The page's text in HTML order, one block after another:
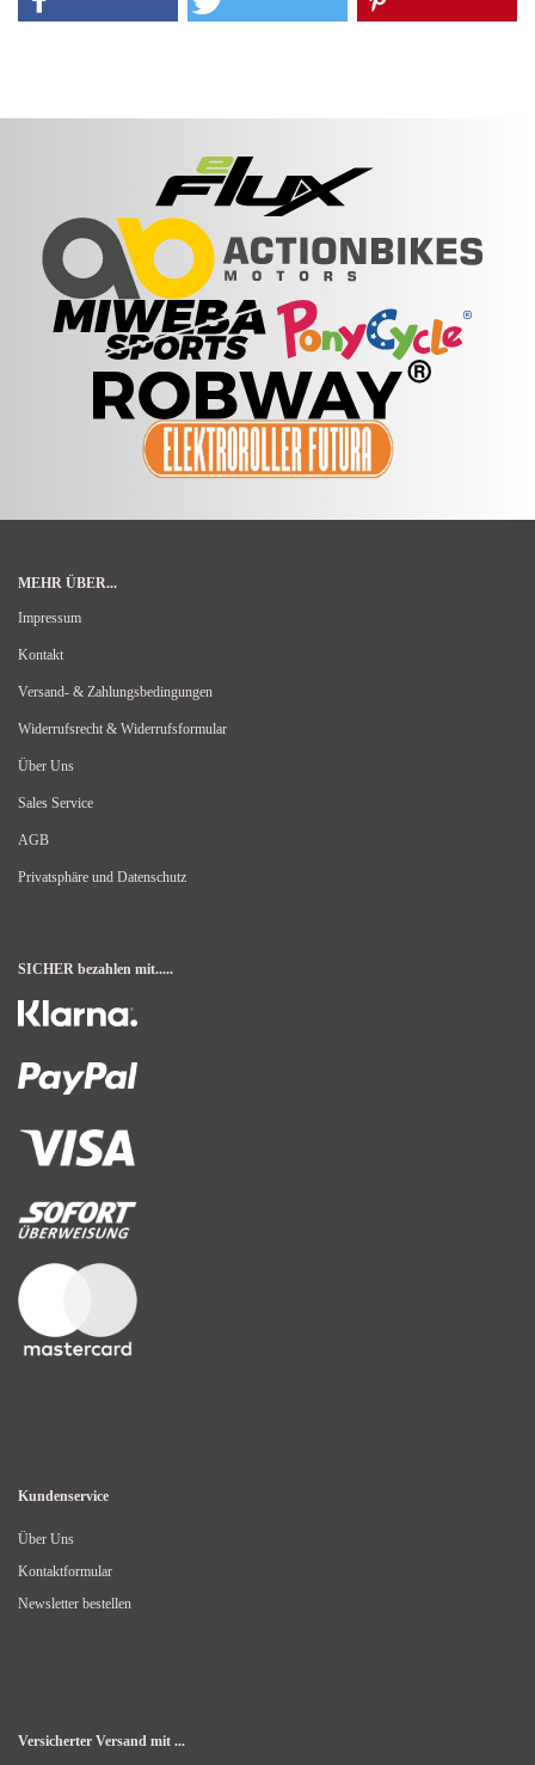
MEHR ÜBER...
Impressum
Kontakt
Versand- & Zahlungsbedingungen
Widerrufsrecht & Widerrufsformular
Über Uns
Sales Service
AGB
Privatsphäre und Datenschutz
SICHER bezahlen mit.....
Kundenservice
Über Uns
Kontaktformular
Newsletter bestellen
Versicherter Versand mit ...